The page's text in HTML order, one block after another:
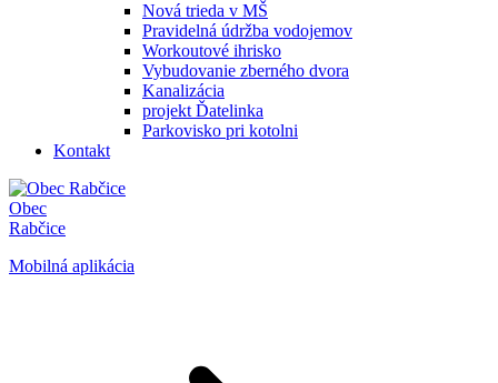
Nová trieda v MŠ
Pravidelná údržba vodojemov
Workoutové ihrisko
Vybudovanie zberného dvora
Kanalizácia
projekt Ďatelinka
Parkovisko pri kotolni
Kontakt
Obec
Rabčice
Mobilná aplikácia